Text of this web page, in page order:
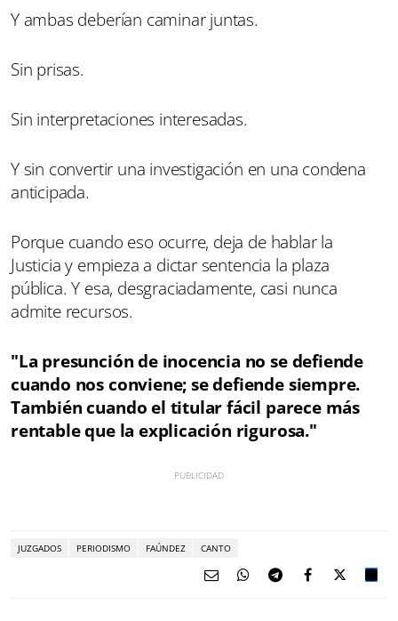
Y ambas deberían caminar juntas.
Sin prisas.
Sin interpretaciones interesadas.
Y sin convertir una investigación en una condena
anticipada.
Porque cuando eso ocurre, deja de hablar la
Justicia y empieza a dictar sentencia la plaza
pública. Y esa, desgraciadamente, casi nunca
admite recursos.
"La presunción de inocencia no se defiende
cuando nos conviene; se defiende siempre.
También cuando el titular fácil parece más
rentable que la explicación rigurosa."
JUZGADOS PERIODISMO FAÚNDEZ CANTO